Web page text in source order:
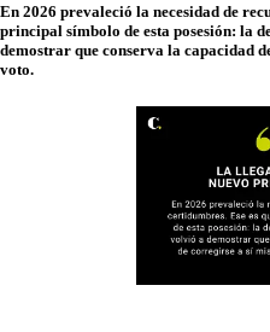
En 2026 prevaleció la necesidad de
principal símbolo de esta posesión: la
demostrar que conserva la capacidad
voto.